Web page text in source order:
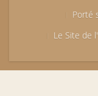
Porté
Le Site de